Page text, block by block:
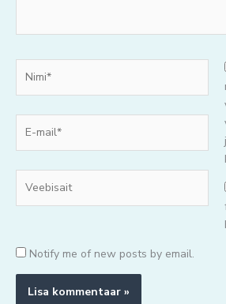
mail*
Notify me of new posts by email.